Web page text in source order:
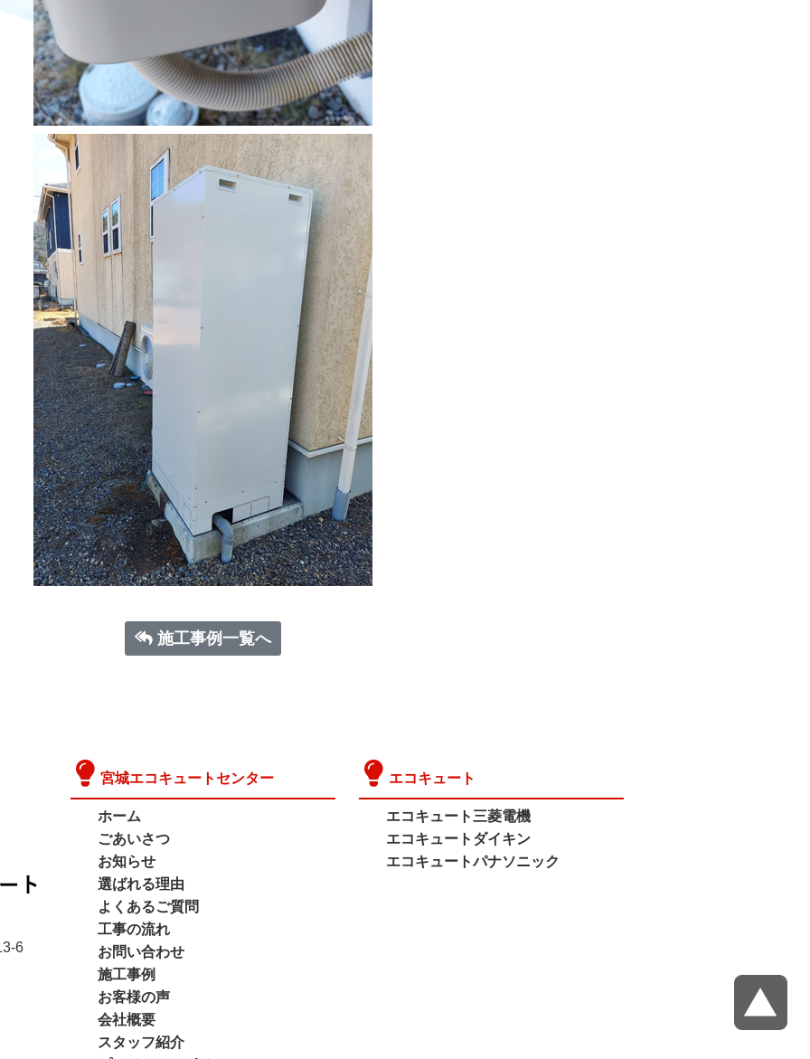
施工事例一覧へ
6
宮城エコキュートセンター
ホーム
ごあいさつ
お知らせ
選ばれる理由
よくあるご質問
工事の流れ
お問い合わせ
施工事例
お客様の声
会社概要
スタッフ紹介
エコキュート
エコキュート三菱電機
エコキュートダイキン
エコキュートパナソニック